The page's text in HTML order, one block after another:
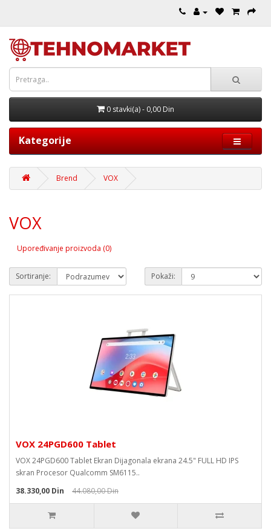
0 stavki(a) - 0,00 Din
Kategorije
Brend VOX
VOX
Upoređivanje proizvoda (0)
Sortiranje: Pokaži:
VOX 24PGD600 Tablet
VOX 24PGD600 Tablet Ekran Dijagonala ekrana 24.5" FULL HD IPS
skran Procesor Qualcomm SM6115..
38.330,00 Din
44.080,00 Din